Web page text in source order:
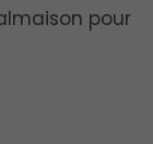
pour